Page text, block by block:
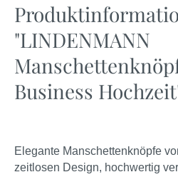
"LINDENMANN
Business
Elegante Manschettenknöpfe
zeitlosen Design, hochwertig